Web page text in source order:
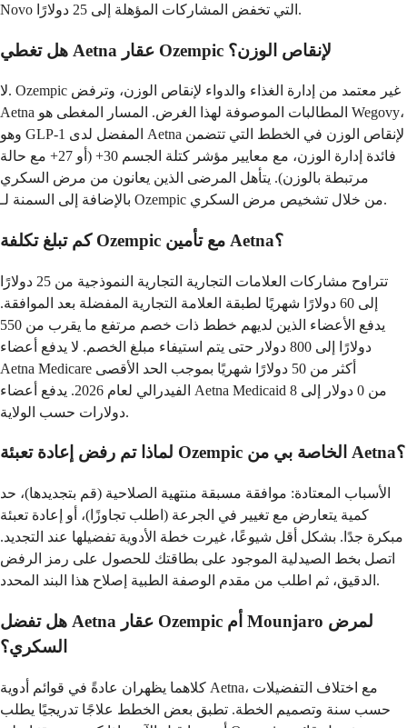
Novo التي تخفض المشاركات المؤهلة إلى 25 دولارًا.
هل تغطي Aetna عقار Ozempic لإنقاص الوزن؟
لا. Ozempic غير معتمد من إدارة الغذاء والدواء لإنقاص الوزن، وترفض
Aetna المطالبات الموصوفة لهذا الغرض. المسار المغطى هو Wegovy،
وهو GLP-1 المفضل لدى Aetna لإنقاص الوزن في الخطط التي تتضمن
فائدة إدارة الوزن، مع معايير مؤشر كتلة الجسم 30+ (أو 27+ مع حالة
مرتبطة بالوزن). يتأهل المرضى الذين يعانون من مرض السكري
بالإضافة إلى السمنة لـ Ozempic من خلال تشخيص مرض السكري.
كم تبلغ تكلفة Ozempic مع تأمين Aetna؟
تتراوح مشاركات العلامات التجارية التجارية النموذجية من 25 دولارًا
إلى 60 دولارًا شهريًا لطبقة العلامة التجارية المفضلة بعد الموافقة.
يدفع الأعضاء الذين لديهم خطط ذات خصم مرتفع ما يقرب من 550
دولارًا إلى 800 دولار حتى يتم استيفاء مبلغ الخصم. لا يدفع أعضاء
Aetna Medicare أكثر من 50 دولارًا شهريًا بموجب الحد الأقصى
الفيدرالي لعام 2026. يدفع أعضاء Aetna Medicaid من 0 دولار إلى 8
دولارات حسب الولاية.
لماذا تم رفض إعادة تعبئة Ozempic الخاصة بي من Aetna؟
الأسباب المعتادة: موافقة مسبقة منتهية الصلاحية (قم بتجديدها)، حد
كمية يتعارض مع تغيير في الجرعة (اطلب تجاوزًا)، أو إعادة تعبئة
مبكرة جدًا. بشكل أقل شيوعًا، غيرت خطة الأدوية تفضيلها عند التجديد.
اتصل بخط الصيدلية الموجود على بطاقتك للحصول على رمز الرفض
الدقيق، ثم اطلب من مقدم الوصفة الطبية إصلاح هذا البند المحدد.
هل تفضل Aetna عقار Ozempic أم Mounjaro لمرض
السكري؟
كلاهما يظهران عادةً في قوائم أدوية Aetna، مع اختلاف التفضيلات
حسب سنة وتصميم الخطة. تطبق بعض الخطط علاجًا تدريجيًا يطلب